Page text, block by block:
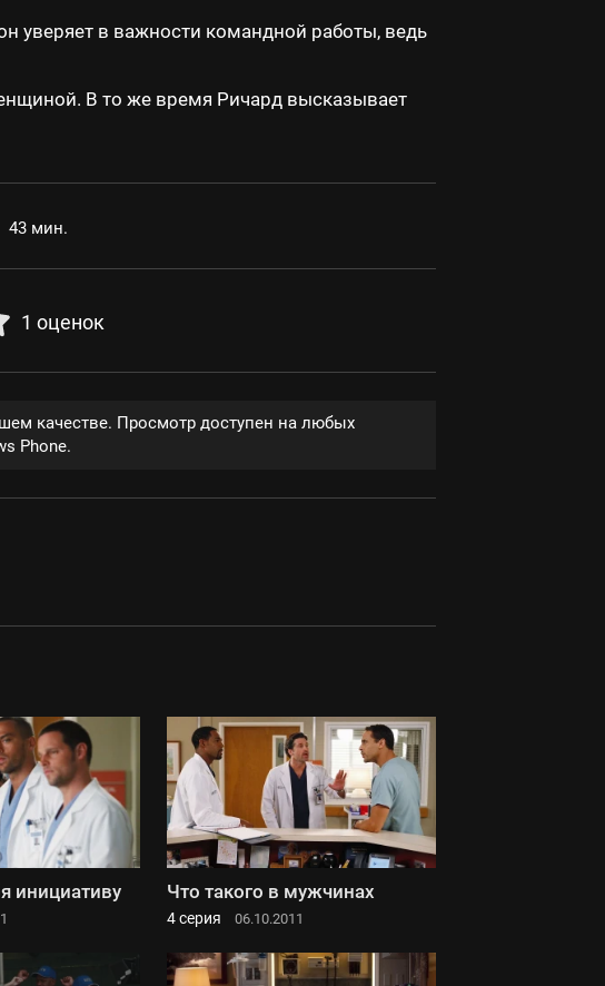
уверяет в важности командной работы, ведь
В то же время Ричард высказывает
43 мин.
1 оценок
качестве. Просмотр доступен на любых
Phone.
инициативу Что такого в мужчинах
4 серия 06.10.2011